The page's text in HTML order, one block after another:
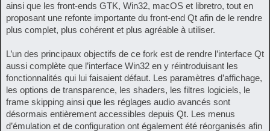
ainsi que les front-ends GTK, Win32, macOS et libretro, tout en
proposant une refonte importante du front-end Qt afin de le rendre
plus complet, plus cohérent et plus agréable à utiliser.
L’un des principaux objectifs de ce fork est de rendre l’interface Qt
aussi complète que l’interface Win32 en y réintroduisant les
fonctionnalités qui lui faisaient défaut. Les paramètres d’affichage,
les options de transparence, les shaders, les filtres logiciels, le
frame skipping ainsi que les réglages audio avancés sont
désormais entièrement accessibles depuis Qt. Les menus
d’émulation et de configuration ont également été réorganisés afin